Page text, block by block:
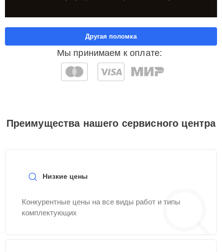
Мы принимаем к оплате:
Другая поломка
Преимущества нашего сервисного центра
Низкие цены
Конкурентные цены на все виды работ и типы
комплектующих